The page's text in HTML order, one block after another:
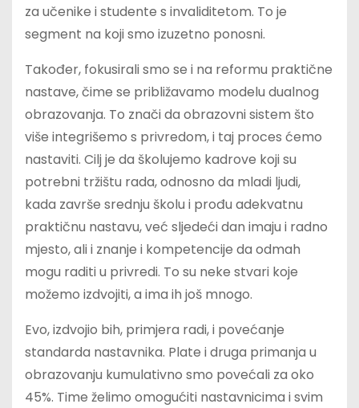
za učenike i studente s invaliditetom. To je
segment na koji smo izuzetno ponosni.
Također, fokusirali smo se i na reformu praktične
nastave, čime se približavamo modelu dualnog
obrazovanja. To znači da obrazovni sistem što
više integrišemo s privredom, i taj proces ćemo
nastaviti. Cilj je da školujemo kadrove koji su
potrebni tržištu rada, odnosno da mladi ljudi,
kada završe srednju školu i prođu adekvatnu
praktičnu nastavu, već sljedeći dan imaju i radno
mjesto, ali i znanje i kompetencije da odmah
mogu raditi u privredi. To su neke stvari koje
možemo izdvojiti, a ima ih još mnogo.
Evo, izdvojio bih, primjera radi, i povećanje
standarda nastavnika. Plate i druga primanja u
obrazovanju kumulativno smo povećali za oko
45%. Time želimo omogućiti nastavnicima i svim